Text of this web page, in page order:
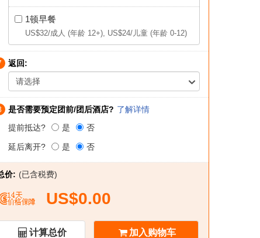
1顿早餐
US$32/成人 (年龄 12+), US$24/儿童 (年龄 0-12)
返回:
请选择
是否需要预定团前/团后酒店? 了解详情
提前抵达?
是 否
延后离开? 是 否
价: (已含税费)
US$0.00
计算总价 加入购物车